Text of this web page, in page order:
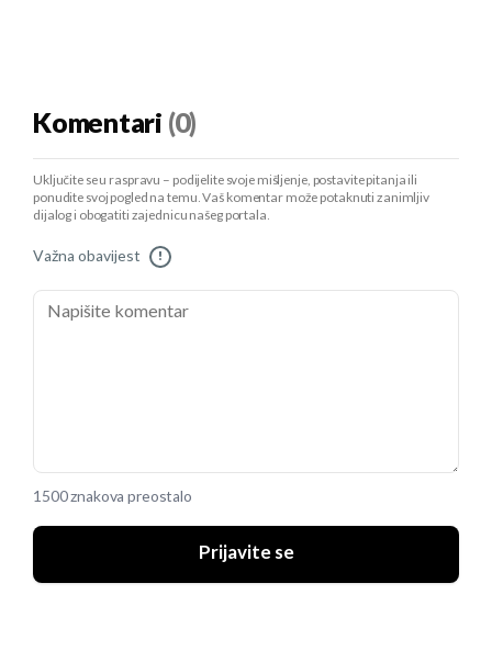
Komentari (0)
Uključite se u raspravu – podijelite svoje mišljenje, postavite pitanja ili
ponudite svoj pogled na temu. Vaš komentar može potaknuti zanimljiv
dijalog i obogatiti zajednicu našeg portala.
Važna obavijest !
1500 znakova preostalo
Prijavite se